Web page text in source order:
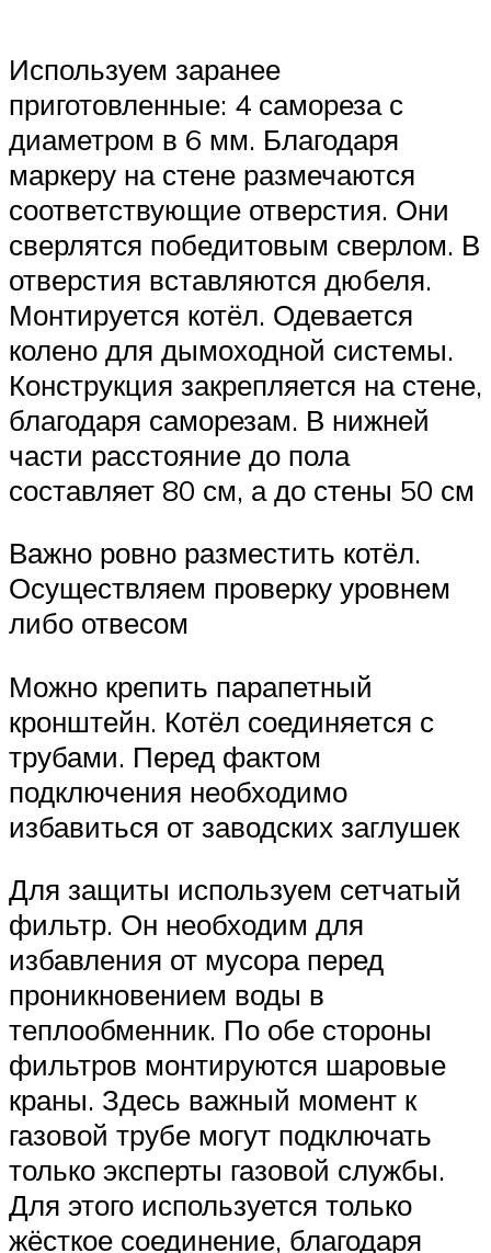
Используем заранее
приготовленные: 4 самореза с
диаметром в 6 мм. Благодаря
маркеру на стене размечаются
соответствующие отверстия. Они
сверлятся победитовым сверлом. В
отверстия вставляются дюбеля.
Монтируется котёл. Одевается
колено для дымоходной системы.
Конструкция закрепляется на стене,
благодаря саморезам. В нижней
части расстояние до пола
составляет 80 см, а до стены 50 см
Важно ровно разместить котёл.
Осуществляем проверку уровнем
либо отвесом
Можно крепить парапетный
кронштейн. Котёл соединяется с
трубами. Перед фактом
подключения необходимо
избавиться от заводских заглушек
Для защиты используем сетчатый
фильтр. Он необходим для
избавления от мусора перед
проникновением воды в
теплообменник. По обе стороны
фильтров монтируются шаровые
краны. Здесь важный момент к
газовой трубе могут подключать
только эксперты газовой службы.
Для этого используется только
жёсткое соединение, благодаря